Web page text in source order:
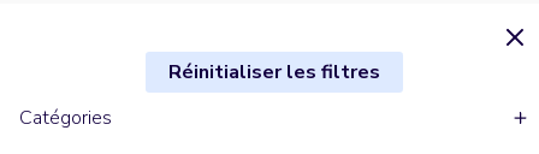
Réinitialiser les filtres
Catégories